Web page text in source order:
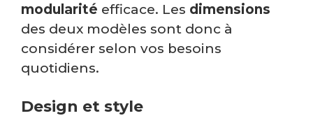
modularité efficace. Les dimensions
des deux modèles sont donc à
considérer selon vos besoins
quotidiens.
Design et style